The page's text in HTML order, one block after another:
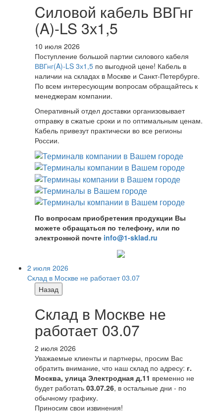
Cиловой кабель ВВГнг
(A)-LS 3х1,5
10 июля 2026
Поступление большой партии силового кабеля
ВВГнг(A)-LS 3х1,5 по выгодной цене! Кабель в
наличии на складах в Москве и Санкт-Петербурге.
По всем интересующим вопросам обращайтесь к
менеджерам компании.
Оперативный отдел доставки организовывает
отправку в сжатые сроки и по оптимальным ценам.
Кабель привезут практически во все регионы
России.
По вопросам приобретения продукции Вы
можете обращаться по телефону, или по
электронной почте info@1-sklad.ru
2 июля 2026
Склад в Москве не работает 03.07
Назад
Склад в Москве не
работает 03.07
2 июля 2026
Уважаемые клиенты и партнеры, просим Вас
обратить внимание, что наш склад по адресу: г.
Москва, улица Электродная д.11 временно не
будет работать 03.07.26, в остальные дни - по
обычному графику.
Приносим свои извинения!